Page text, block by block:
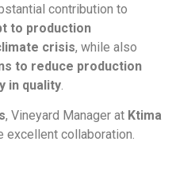
contribution to
to production
crisis, while also
to reduce production
in quality
, Vineyard Manager at Ktima
excellent collaboration.